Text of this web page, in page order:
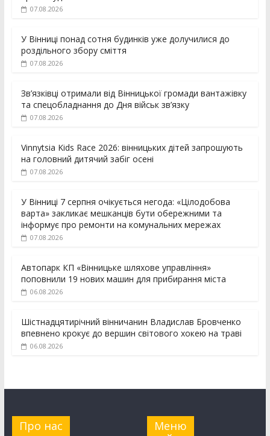
07.08.2026
У Вінниці понад сотня будинків уже долучилися до
роздільного збору сміття
07.08.2026
Зв’язківці отримали від Вінницької громади вантажівку
та спецобладнання до Дня військ зв’язку
07.08.2026
Vinnytsia Kids Race 2026: вінницьких дітей запрошують
на головний дитячий забіг осені
07.08.2026
У Вінниці 7 серпня очікується негода: «Цілодобова
варта» закликає мешканців бути обережними та
інформує про ремонти на комунальних мережах
07.08.2026
Автопарк КП «Вінницьке шляхове управління»
поповнили 19 нових машин для прибирання міста
06.08.2026
Шістнадцятирічний вінничанин Владислав Бровченко
впевнено крокує до вершин світового хокею на траві
06.08.2026
Про нас
Меню